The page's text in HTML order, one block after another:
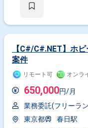
ーと円滑にコミュニケーシ
を用いたWebシステム開
開発となります。
【C#/C#.NET】ホ
案件
リモート可 オンラ
650,000円/月
業務委託(フリーラ
東京都
春日駅